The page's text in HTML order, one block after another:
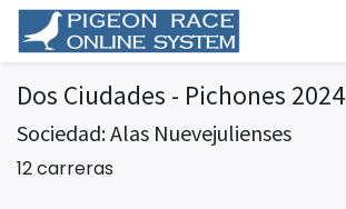
Dos Ciudades - Pichones 2024
Sociedad: Alas Nuevejulienses
12 carreras